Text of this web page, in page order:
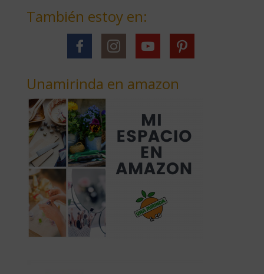
También estoy en:
Unamirinda en amazon